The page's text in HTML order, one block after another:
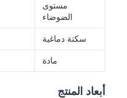
مستوى
الضوضاء
سكتة دماغية
مادة
أبعاد المنتج